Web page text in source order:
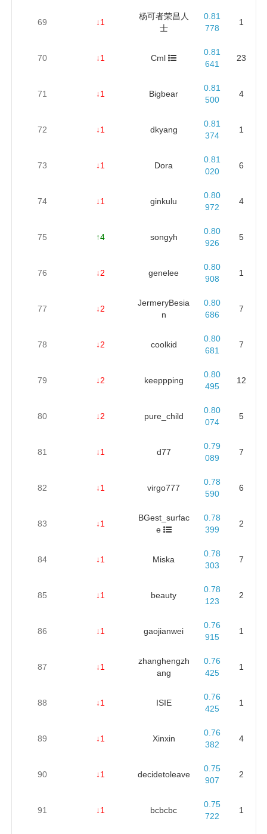
69 ↓1
杨可者荣昌人
士
0.81
778
1
70 ↓1 Cml
0.81
641
23
71 ↓1 Bigbear
0.81
500
4
72 ↓1 dkyang
0.81
374
1
73 ↓1 Dora
0.81
020
6
74 ↓1 ginkulu
0.80
972
4
75 ↑4 songyh
0.80
926
5
76 ↓2 genelee
0.80
908
1
77 ↓2
JermeryBesia
n
0.80
686
7
78 ↓2 coolkid
0.80
681
7
79 ↓2 keeppping
0.80
495
12
80 ↓2 pure_child
0.80
074
5
81 ↓1 d77
0.79
089
7
82 ↓1 virgo777
0.78
590
6
83 ↓1
BGest_surfac
e
0.78
399
2
84 ↓1 Miska
0.78
303
7
85 ↓1 beauty
0.78
123
2
86 ↓1 gaojianwei
0.76
915
1
87 ↓1
zhanghengzh
ang
0.76
425
1
88 ↓1 ISIE
0.76
425
1
89 ↓1 Xinxin
0.76
382
4
90 ↓1 decidetoleave
0.75
907
2
91 ↓1 bcbcbc
0.75
722
1